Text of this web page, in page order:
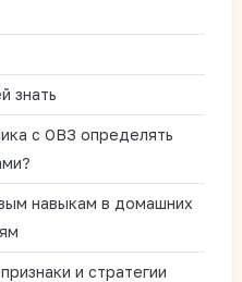
знать
с ОВЗ определять
навыкам в домашних
и стратегии